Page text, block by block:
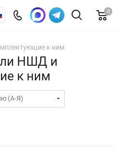
0
к ним
НШД и
к ним